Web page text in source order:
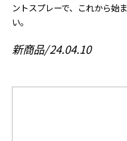
ントスプレーで、これから始
い。
新商品 24.04.10